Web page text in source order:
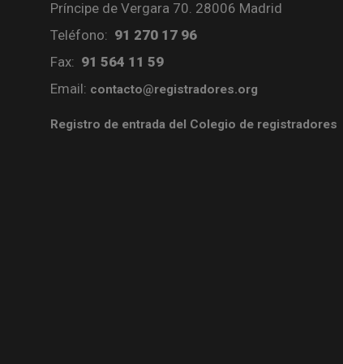
Príncipe de Vergara 70. 28006 Madrid
Teléfono: 91 270 17 96
Fax: 91 564 11 59
Email: contacto@registradores.org
Registro de entrada del Colegio de registradores